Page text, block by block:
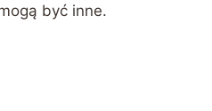
być inne.